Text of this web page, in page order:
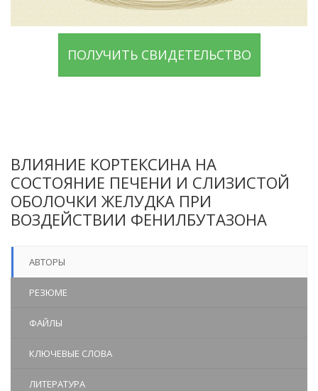
ПОЛУЧИТЬ СВИДЕТЕЛЬСТВО
ВЛИЯНИЕ КОРТЕКСИНА НА
СОСТОЯНИЕ ПЕЧЕНИ И СЛИЗИСТОЙ
ОБОЛОЧКИ ЖЕЛУДКА ПРИ
ВОЗДЕЙСТВИИ ФЕНИЛБУТАЗОНА
АВТОРЫ
РЕЗЮМЕ
ФАЙЛЫ
КЛЮЧЕВЫЕ СЛОВА
ЛИТЕРАТУРА